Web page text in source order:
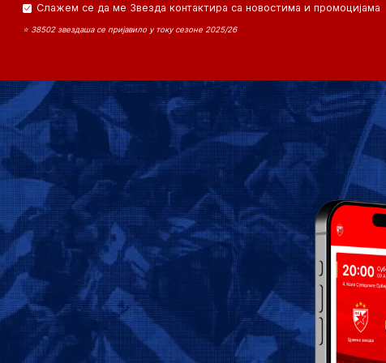
Слажем се да ме Звезда контактира са новостима и промоцијама
⭐ 38502 звездаша се пријавило у току сезоне 2025/26